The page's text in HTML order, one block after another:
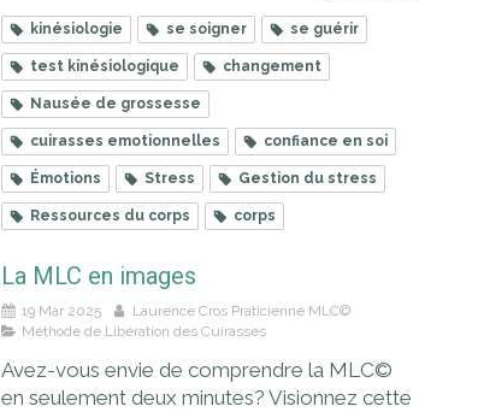
kinésiologie se soigner se guérir
test kinésiologique changement
Nausée de grossesse
cuirasses emotionnelles confiance en soi
Émotions Stress Gestion du stress
Ressources du corps corps
La MLC en images
19 Mar 2025
Laurence Cros Praticienne MLC©
Méthode de Libération des Cuirasses
Avez-vous envie de comprendre la MLC©
en seulement deux minutes? Visionnez cette